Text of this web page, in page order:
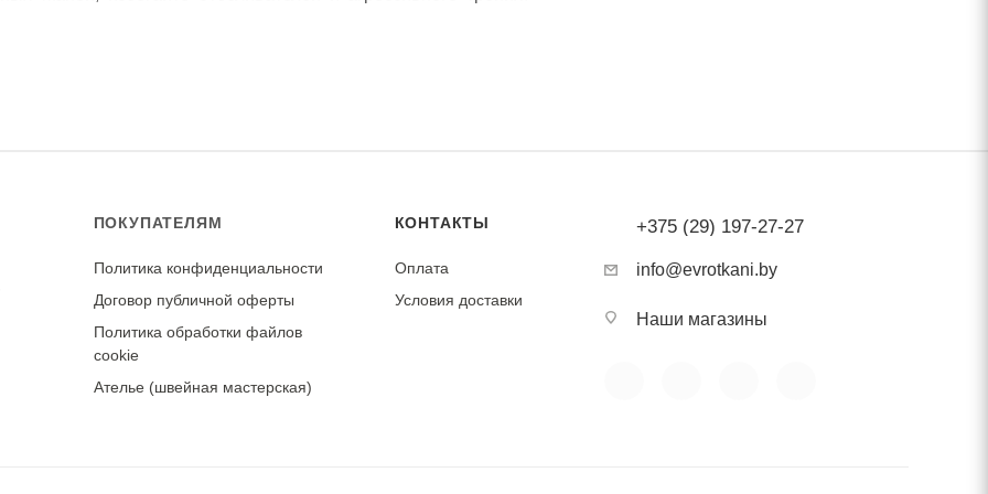
ПОКУПАТЕЛЯМ
Политика конфиденциальности
Договор публичной оферты
Политика обработки файлов
cookie
Ателье (швейная мастерская)
КОНТАКТЫ
Оплата
Условия доставки
+375 (29) 197-27-27
info@evrotkani.by
Наши магазины